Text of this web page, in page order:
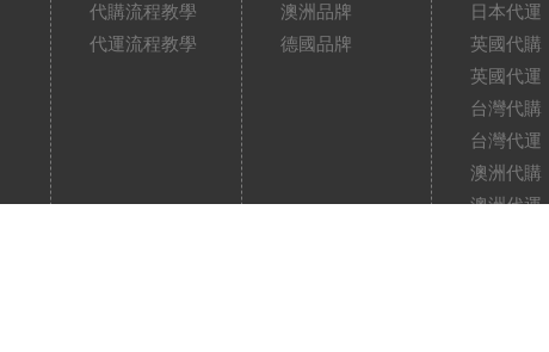
代購流程教學
代運流程教學
澳洲品牌
德國品牌
日本代運
英國代購
英國代運
台灣代購
台灣代運
澳洲代購
澳洲代運